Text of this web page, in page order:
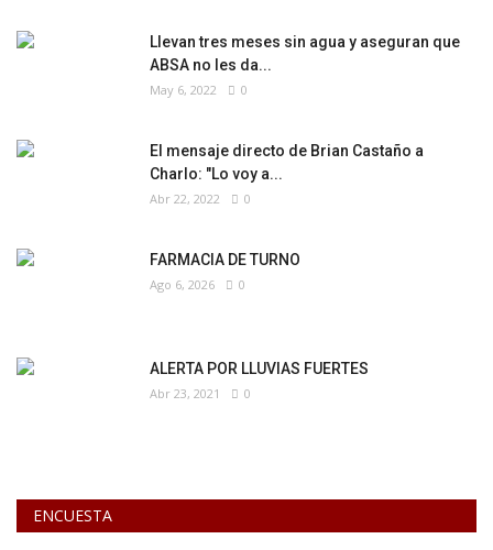
Llevan tres meses sin agua y aseguran que
ABSA no les da...
May 6, 2022 0
El mensaje directo de Brian Castaño a
Charlo: "Lo voy a...
Abr 22, 2022 0
FARMACIA DE TURNO
Ago 6, 2026 0
ALERTA POR LLUVIAS FUERTES
Abr 23, 2021 0
ENCUESTA